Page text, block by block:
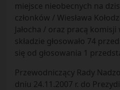
miejsce nieobecnych na
członków / Wiesława
Jałocha / oraz pracą
składzie głosowało 74
się od głosowania 1
Przewodniczący Rady
dniu 24.11.2007 r. do